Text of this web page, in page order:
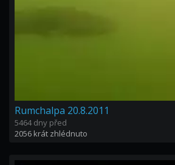
Rumchalpa 20.8.2011
5464 dny před
2056 krát zhlédnuto